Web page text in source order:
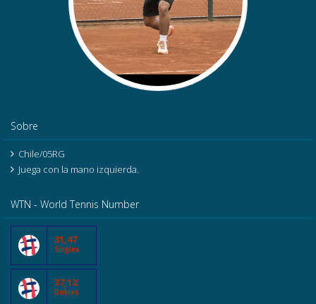
Sobre
Chile/05RG
Juega con la mano izquierda.
WTN - World Tennis Number
31,47
Singles
37,12
Dobles